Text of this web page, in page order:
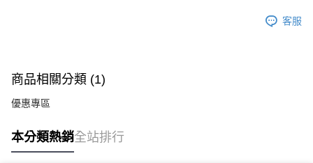
客服
商品相關分類 (1)
優惠專區
本分類熱銷全站排行